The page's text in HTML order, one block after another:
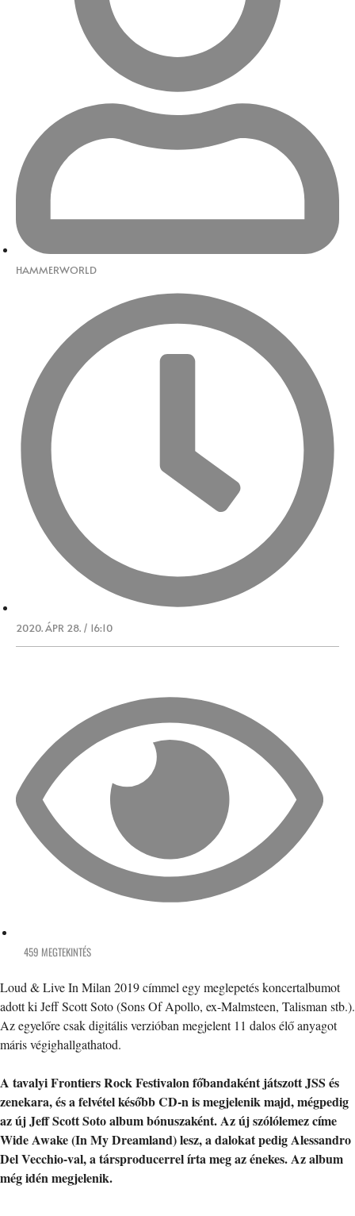
HAMMERWORLD
2020. ÁPR 28. / 16:10
459 MEGTEKINTÉS
Loud & Live In Milan 2019 címmel egy meglepetés koncertalbumot
adott ki Jeff Scott Soto (Sons Of Apollo, ex-Malmsteen, Talisman stb.).
Az egyelőre csak digitális verzióban megjelent 11 dalos élő anyagot
máris végighallgathatod.
A tavalyi Frontiers Rock Festivalon főbandaként játszott JSS és
zenekara, és a felvétel később CD-n is megjelenik majd, mégpedig
az új Jeff Scott Soto album bónuszaként. Az új szólólemez címe
Wide Awake (In My Dreamland) lesz, a dalokat pedig Alessandro
Del Vecchio-val, a társproducerrel írta meg az énekes. Az album
még idén megjelenik.